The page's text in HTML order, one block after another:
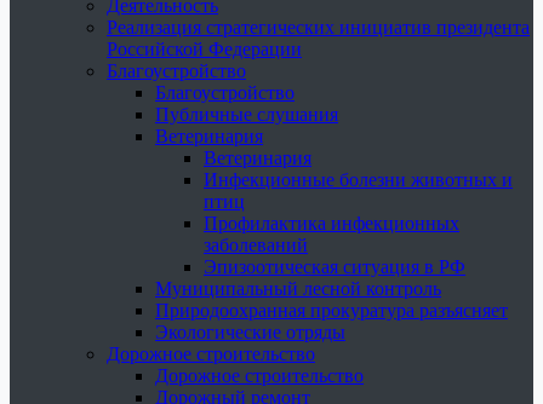
Деятельность
Реализация стратегических инициатив президента
Российской Федерации
Благоустройство
Благоустройство
Публичные слушания
Ветеринария
Ветеринария
Инфекционные болезни животных и
птиц
Профилактика инфекционных
заболеваний
Эпизоотическая ситуация в РФ
Муниципальный лесной контроль
Природоохранная прокуратура разъясняет
Экологические отряды
Дорожное строительство
Дорожное строительство
Дорожный ремонт